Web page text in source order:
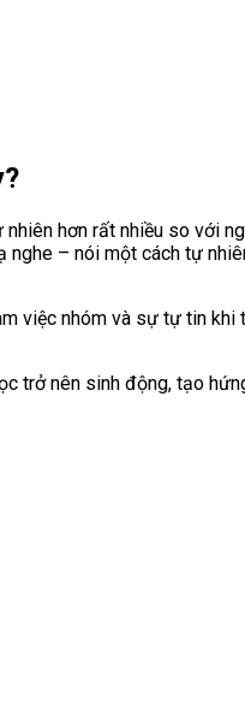
hơn rất nhiều so với
– nói một cách tự
việc nhóm và sự tự tin khi
trở nên sinh động, tạo